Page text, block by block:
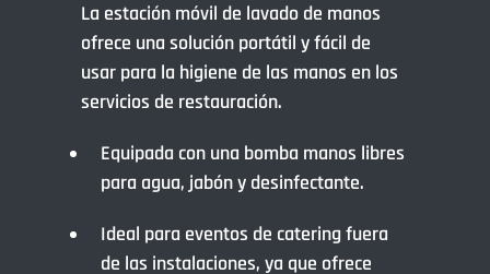
La estación móvil de lavado de manos
ofrece una solución portátil y fácil de
usar para la higiene de las manos en los
servicios de restauración.
Equipada con una bomba manos libres
para agua, jabón y desinfectante.
Ideal para eventos de catering fuera
de las instalaciones, ya que ofrece